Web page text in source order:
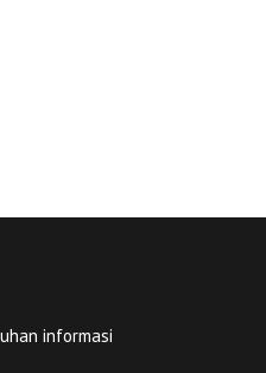
informasi